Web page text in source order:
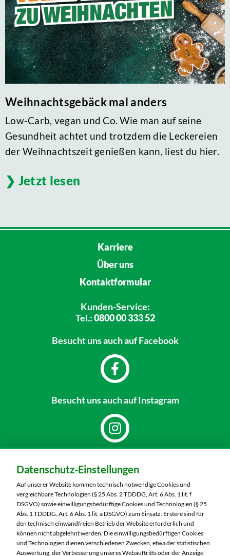
Weihnachtsgebäck mal anders
Low-Carb, vegan und Co. Wie man auf seine
Gesundheit achtet und trotzdem die Leckereien
der Weihnachtszeit genießen kann, liest du hier.
Jetzt lesen
Karriere
Über uns
Kontaktformular
Kunden-Service:
Tel.:0800 00 333 52
Besucht unsauch auf Facebook
Besucht unsauch auf Instagram
MARKTKAUF Nürnberg-Mögeldorf
Laufamholzstraße 40/42
90482 Nürnberg
Telefon:0911 54340
Markt ändern
Datenschutz-Einstellungen
Auf unserer Website kommen technisch notwendige Cookies und
vergleichbare Technologien (§ 25 Abs. 2 TDDDG, Art. 6 Abs. 1 lit. f
DSGVO) sowie einwilligungsbedürftige Cookies und Technologien (§ 25
Abs. 1 TDDDG, Art. 6 Abs. 1 lit. a DSGVO) zum Einsatz. Erstere sind für
den technisch einwandfreien Betrieb der Website erforderlich und
können nicht abgelehnt werden. Die einwilligungsbedürftigen Cookies
und Technologien dienen verschiedenen Zwecken, etwa der statistischen
Auswertung, der Verbesserung unseres Webauftritts oder der Anzeige